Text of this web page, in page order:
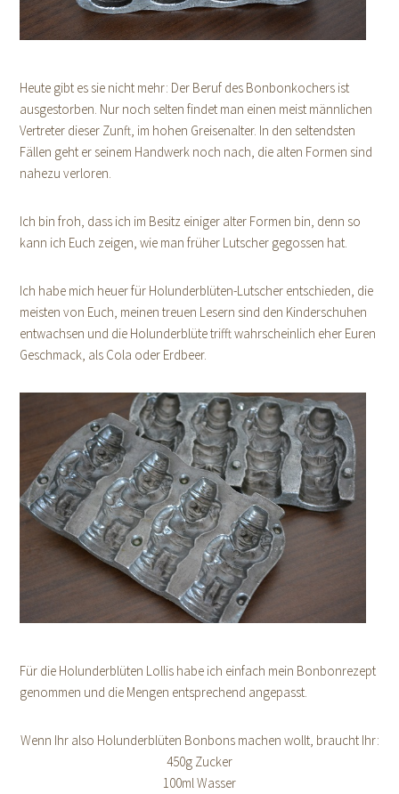
Heute gibt es sie nicht mehr: Der Beruf des Bonbonkochers ist
ausgestorben. Nur noch selten findet man einen meist männlichen
Vertreter dieser Zunft, im hohen Greisenalter. In den seltendsten
Fällen geht er seinem Handwerk noch nach, die alten Formen sind
nahezu verloren.
Ich bin froh, dass ich im Besitz einiger alter Formen bin, denn so
kann ich Euch zeigen, wie man früher Lutscher gegossen hat.
Ich habe mich heuer für Holunderblüten-Lutscher entschieden, die
meisten von Euch, meinen treuen Lesern sind den Kinderschuhen
entwachsen und die Holunderblüte trifft wahrscheinlich eher Euren
Geschmack, als Cola oder Erdbeer.
Für die Holunderblüten Lollis habe ich einfach mein Bonbonrezept
genommen und die Mengen entsprechend angepasst.
Wenn Ihr also Holunderblüten Bonbons machen wollt, braucht Ihr:
450g Zucker
100ml Wasser